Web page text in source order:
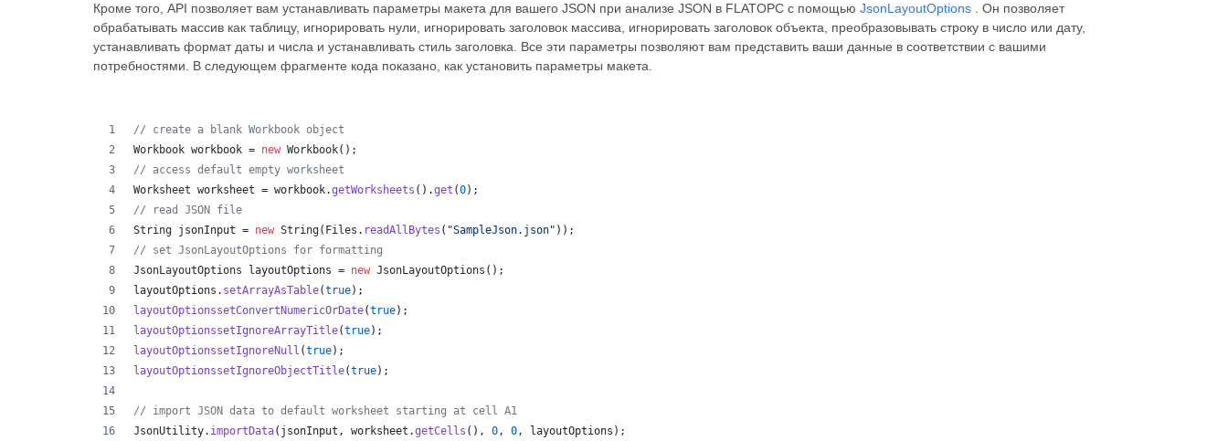
Кроме того, API позволяет вам устанавливать параметры макета для вашего JSON при анализе JSON в FLATOPC с помощью JsonLayoutOptions . Он позволяет
обрабатывать массив как таблицу, игнорировать нули, игнорировать заголовок массива, игнорировать заголовок объекта, преобразовывать строку в число или дату,
устанавливать формат даты и числа и устанавливать стиль заголовка. Все эти параметры позволяют вам представить ваши данные в соответствии с вашими
потребностями. В следующем фрагменте кода показано, как установить параметры макета.
// create a blank Workbook object
Workbook workbook = new Workbook();
// access default empty worksheet
Worksheet worksheet = workbook.getWorksheets ().get (0);
// read JSON file
String jsonInput = new String( Files . readAllBytes ( "SampleJson.json" ));
// set JsonLayoutOptions for formatting
JsonLayoutOptions
layoutOptions = new JsonLayoutOptions ();
layoutOptions . setArrayAsTable(true);
layoutOptionssetConvertNumericOrDate(true);
layoutOptionssetIgnoreArrayTitle(true);
layoutOptionssetIgnoreNull (true);
layoutOptionssetIgnoreObjectTitle(true);
// import JSON data to default worksheet starting at cell A1
JsonUtility. importData( jsonInput , worksheet .getCells (), 0, 0, layoutOptions );